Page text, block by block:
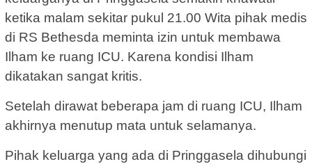
ketika malam sekitar pukul 21.00 Wita pihak medis
di RS Bethesda meminta izin untuk membawa
Ilham ke ruang ICU. Karena kondisi Ilham
dikatakan sangat kritis.
Setelah dirawat beberapa jam di ruang ICU, Ilham
akhirnya menutup mata untuk selamanya.
Pihak keluarga yang ada di Pringgasela dihubungi